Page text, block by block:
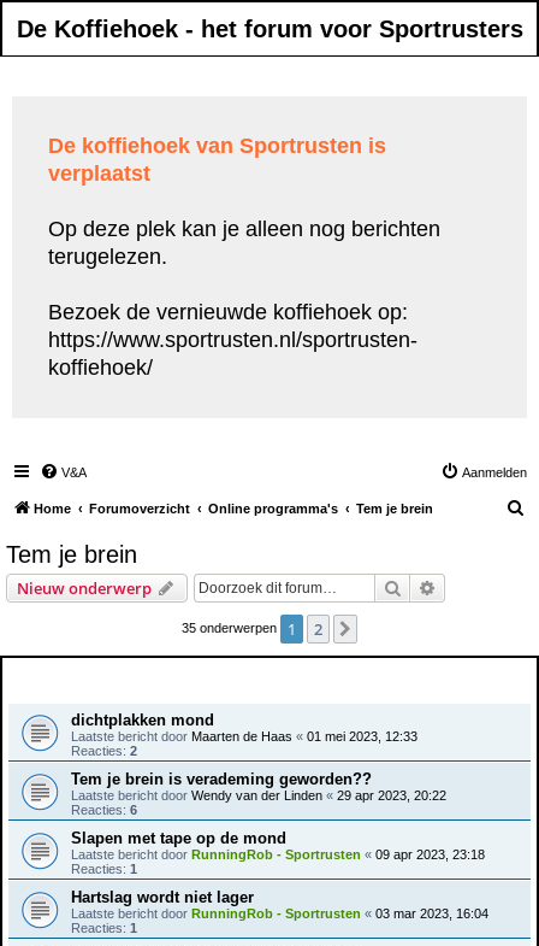
De Koffiehoek - het forum voor Sportrusters
De koffiehoek van Sportrusten is
verplaatst
Op deze plek kan je alleen nog berichten
terugelezen.
Bezoek de vernieuwde koffiehoek op:
https://www.sportrusten.nl/sportrusten-
koffiehoek/
V&A Aanmelden
Home Forumoverzicht Online programma's Tem je brein
Tem je brein
Nieuw onderwerp Zoek
35 onderwerpen 1 2
dichtplakken mond
Laatste bericht door Maarten de Haas « 01 mei 2023, 12:33
Reacties: 2
Tem je brein is verademing geworden??
Laatste bericht door Wendy van der Linden « 29 apr 2023, 20:22
Reacties: 6
Slapen met tape op de mond
Laatste bericht door RunningRob - Sportrusten « 09 apr 2023, 23:18
Reacties: 1
Hartslag wordt niet lager
Laatste bericht door RunningRob - Sportrusten « 03 mar 2023, 16:04
Reacties: 1